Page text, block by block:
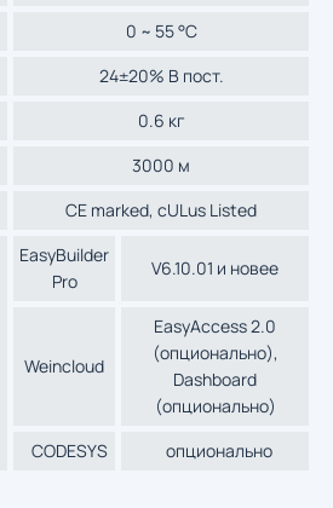
0 ~ 55 °C
24±20% В пост.
0.6 кг
3000 м
CE marked, cULus Listed
EasyBuilder
Pro
V6.10.01 и новее
Weincloud
EasyAccess 2.0
(опционально),
Dashboard
(опционально)
CODESYS
опционально